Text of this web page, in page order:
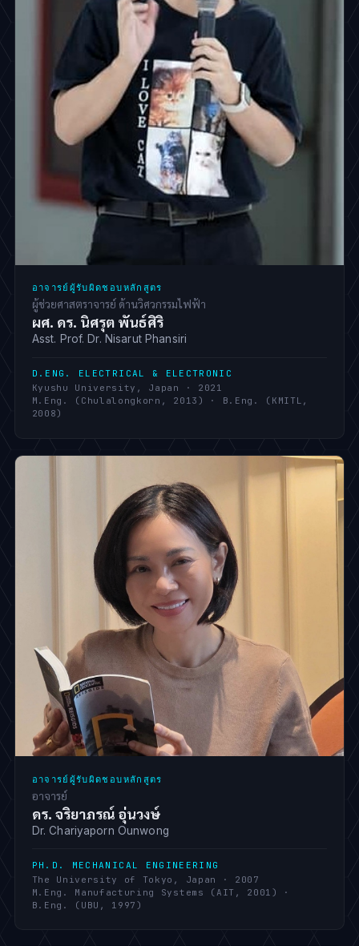
อาจารย์ผู้รับผิดชอบหลักสูตร
ผู้ช่วยศาสตราจารย์ ด้านวิศวกรรมไฟฟ้า
ผศ. ดร. นิศรุต พันธ์ศิริ
Asst. Prof. Dr. Nisarut Phansiri
D.ENG. ELECTRICAL & ELECTRONIC
Kyushu University, Japan · 2021
M.Eng. (Chulalongkorn, 2013) · B.Eng. (KMITL,
2008)
อาจารย์ผู้รับผิดชอบหลักสูตร
อาจารย์
ดร. จริยาภรณ์ อุ่นวงษ์
Dr. Chariyaporn Ounwong
PH.D. MECHANICAL ENGINEERING
The University of Tokyo, Japan · 2007
M.Eng. Manufacturing Systems (AIT, 2001) ·
B.Eng. (UBU, 1997)